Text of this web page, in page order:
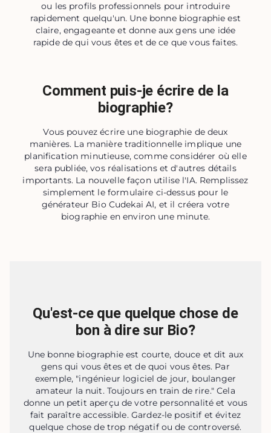
ou les profils professionnels pour introduire
rapidement quelqu'un. Une bonne biographie est
claire, engageante et donne aux gens une idée
rapide de qui vous êtes et de ce que vous faites.
Comment puis-je écrire de la
biographie?
Vous pouvez écrire une biographie de deux
manières. La manière traditionnelle implique une
planification minutieuse, comme considérer où elle
sera publiée, vos réalisations et d'autres détails
importants. La nouvelle façon utilise l'IA. Remplissez
simplement le formulaire ci-dessus pour le
générateur Bio Cudekai AI, et il créera votre
biographie en environ une minute.
Qu'est-ce que quelque chose de
bon à dire sur Bio?
Une bonne biographie est courte, douce et dit aux
gens qui vous êtes et de quoi vous êtes. Par
exemple, "ingénieur logiciel de jour, boulanger
amateur la nuit. Toujours en train de rire." Cela
donne un petit aperçu de votre personnalité et vous
fait paraître accessible. Gardez-le positif et évitez
quelque chose de trop négatif ou de controversé.